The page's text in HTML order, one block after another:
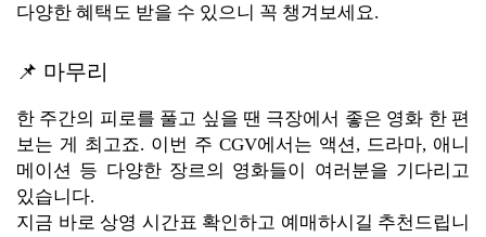
다양한 혜택도 받을 수 있으니 꼭 챙겨보세요.
📌 마무리
한 주간의 피로를 풀고 싶을 땐 극장에서 좋은 영화 한 편
보는 게 최고죠. 이번 주 CGV에서는 액션, 드라마, 애니
메이션 등 다양한 장르의 영화들이 여러분을 기다리고
있습니다.
지금 바로 상영 시간표 확인하고 예매하시길 추천드립니